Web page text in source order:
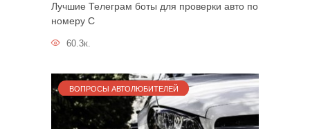
Лучшие Телеграм боты для проверки авто по
номеру С
60.3к.
ВОПРОСЫ АВТОЛЮБИТЕЛЕЙ